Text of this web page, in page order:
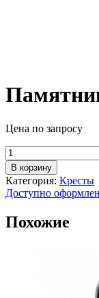
Цена по запросу
Количество
товара
Памятник
крест-127
В корзину
Категория: Кресты
Доступно
Похожие